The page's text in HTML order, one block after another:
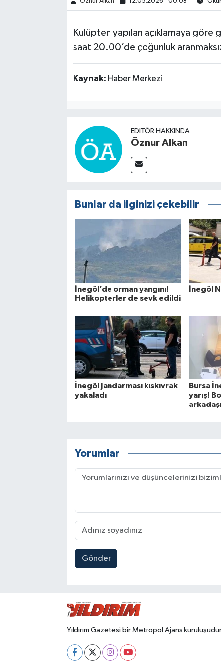
Öznur Alkan 12.05.2026 - 00:08
Kulüpten yapılan açıklamaya göre
saat 20.00’de çoğunluk
Kaynak: Haber Merkezi
EDITÖR HAKKINDA
Öznur Alkan
Bunlar da ilginizi çekebilir
İnegöl’de orman yangını!
Helikopterler de sevk edildi
İnegöl
İnegöl Jandarması kıskıvrak
yakaladı
Bursa
yarış!
Yorumlar
Gönder
Yıldırım Gazetesi bir Metropol Ajans